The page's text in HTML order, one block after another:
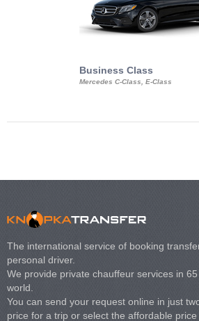
Business Class
Mercedes C-Class, E-Class
The international service of booking
personal driver.
We provide private chauffeur services in
world.
You can send your request online in just
price for a trip or select the affordable price